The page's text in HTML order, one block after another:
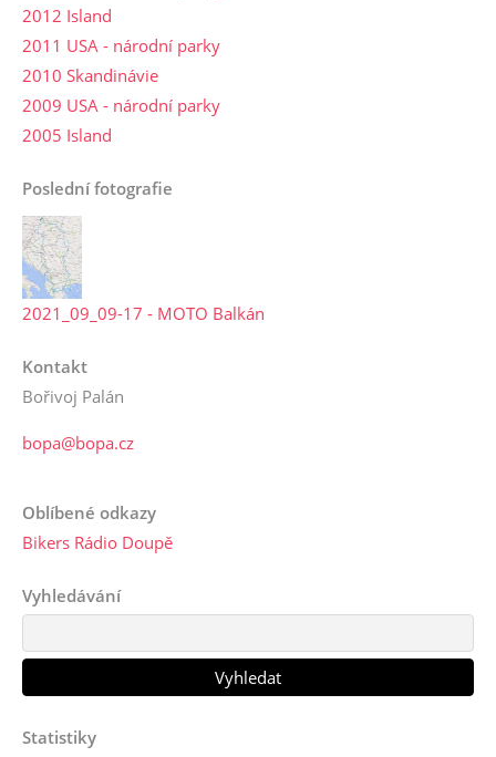
2012 Island
2011 USA - národní parky
2010 Skandinávie
2009 USA - národní parky
2005 Island
Poslední fotografie
2021_09_09-17 - MOTO Balkán
Kontakt
Bořivoj Palán
bopa@bopa.cz
Oblíbené odkazy
Bikers Rádio Doupě
Vyhledávání
Statistiky